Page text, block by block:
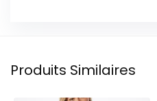
Produits Similaires